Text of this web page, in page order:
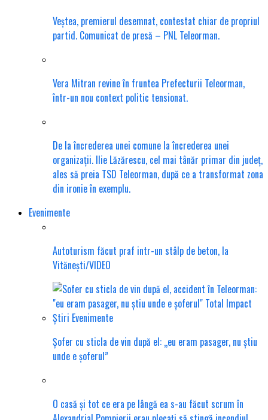
Veștea, premierul desemnat, contestat chiar de propriul
partid. Comunicat de presă – PNL Teleorman.
Vera Mitran revine în fruntea Prefecturii Teleorman,
într-un nou context politic tensionat.
De la încrederea unei comune la încrederea unei
organizații. Ilie Lăzărescu, cel mai tânăr primar din județ,
ales să preia TSD Teleorman, după ce a transformat zona
din ironie în exemplu.
Evenimente
Autoturism făcut praf intr-un stâlp de beton, la
Vitănești/VIDEO
Șofer cu sticla de vin după el: „eu eram pasager, nu știu
unde e șoferul”
O casă și tot ce era pe lângă ea s-au făcut scrum în